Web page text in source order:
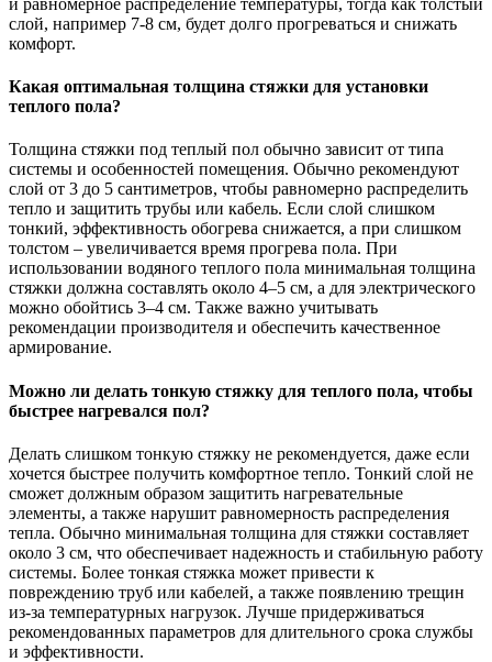
слой, например 7-8 см, будет долго прогреваться и снижать
комфорт.
Какая оптимальная толщина стяжки для установки
теплого пола?
Толщина стяжки под теплый пол обычно зависит от типа
системы и особенностей помещения. Обычно рекомендуют
слой от 3 до 5 сантиметров, чтобы равномерно распределить
тепло и защитить трубы или кабель. Если слой слишком
тонкий, эффективность обогрева снижается, а при слишком
толстом – увеличивается время прогрева пола. При
использовании водяного теплого пола минимальная толщина
стяжки должна составлять около 4–5 см, а для электрического
можно обойтись 3–4 см. Также важно учитывать
рекомендации производителя и обеспечить качественное
армирование.
Можно ли делать тонкую стяжку для теплого пола, чтобы
быстрее нагревался пол?
Делать слишком тонкую стяжку не рекомендуется, даже если
хочется быстрее получить комфортное тепло. Тонкий слой не
сможет должным образом защитить нагревательные
элементы, а также нарушит равномерность распределения
тепла. Обычно минимальная толщина для стяжки составляет
около 3 см, что обеспечивает надежность и стабильную работу
системы. Более тонкая стяжка может привести к
повреждению труб или кабелей, а также появлению трещин
из-за температурных нагрузок. Лучше придерживаться
рекомендованных параметров для длительного срока службы
и эффективности.